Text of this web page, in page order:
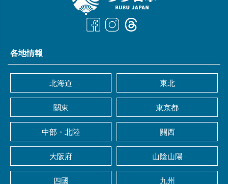
各地情報
北海道 東北
關東 東京都
中部・北陸 關西
大阪府 山陰山陽
四國 九州